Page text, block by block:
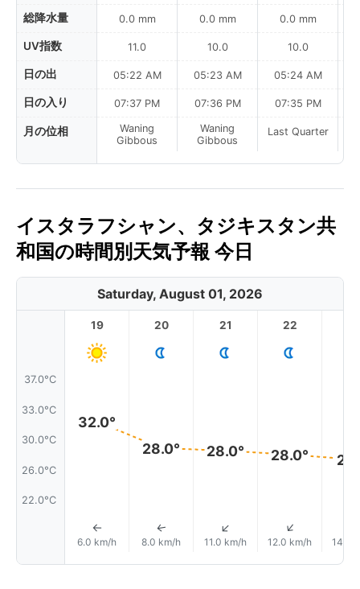
総降水量
UV指数
日の出
日の入り
月の位相
0.0 mm
11.0
05:22 AM
07:37 PM
Waning
Gibbous
0.0 mm
10.0
05:23 AM
07:36 PM
Waning
Gibbous
0.0 mm
10.0
05:24 AM
07:35 PM
Last Quarter
イスタラフシャン、タジキスタン共
和国の時間別天気予報 今日
Saturday, August 01, 2026
37.0°C
33.0°C
30.0°C
26.0°C
22.0°C
19
32.0°
↑
6.0 km/h
20
28.0°
↑
8.0 km/h
21
28.0°
↑
11.0 km/h
22
28.0°
↑
12.0 km/h 14.0